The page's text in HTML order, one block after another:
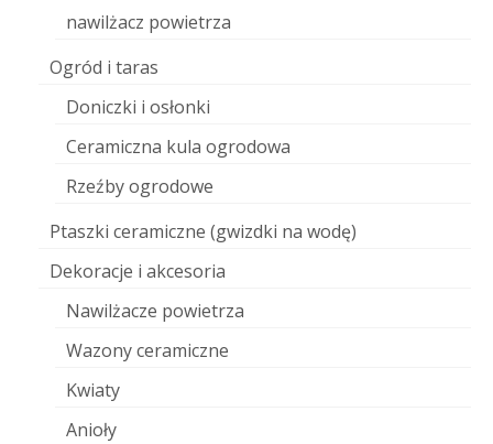
nawilżacz powietrza
Ogród i taras
Doniczki i osłonki
Ceramiczna kula ogrodowa
Rzeźby ogrodowe
Ptaszki ceramiczne (gwizdki na wodę)
Dekoracje i akcesoria
Nawilżacze powietrza
Wazony ceramiczne
Kwiaty
Anioły